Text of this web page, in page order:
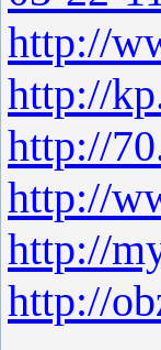
http://
http://
http://
http://
http://
http://